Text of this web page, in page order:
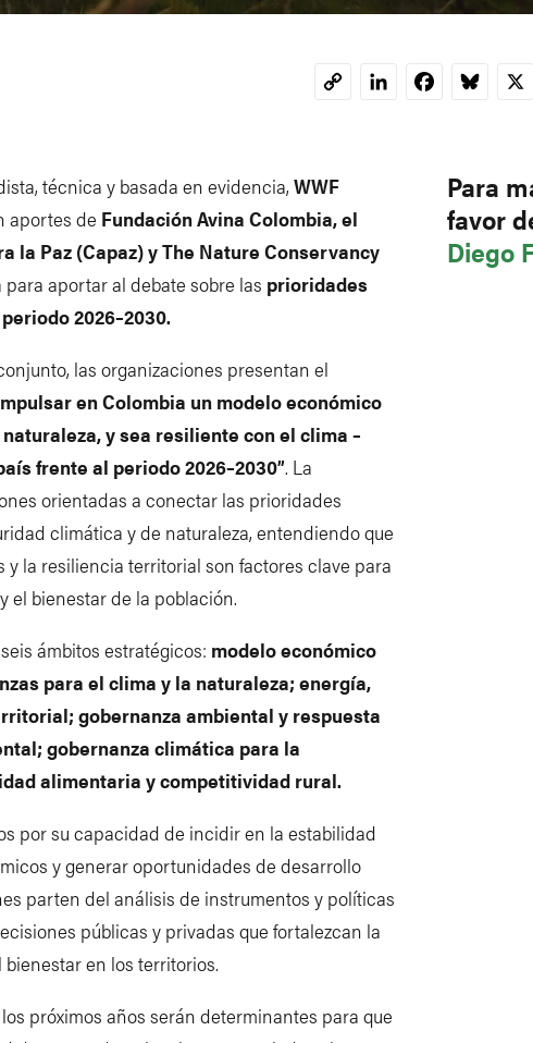
CopyLinkedInFacebookBluesky
X
Para
favor
Diego
técnica y basada en evidencia,WWF
aportes de Fundación Avina Colombia, el
la Paz (Capaz) y The Nature Conservancy
aportar al debate sobre las prioridades
2026–2030.
las organizaciones presentan el
en Colombia un modelo económico
y sea resiliente con el clima –
frente al periodo 2026–2030”. La
orientadas a conectar las prioridades
climática y de naturaleza, entendiendo que
y la resiliencia territorial son factores clave para
el bienestar de la población.
ámbitos estratégicos: modelo económico
para el clima y la naturaleza; energía,
gobernanza ambiental y respuesta
gobernanza climática para la
alimentaria y competitividad rural.
por su capacidad de incidir en la estabilidad
y generar oportunidades de desarrollo
parten del análisis de instrumentos y políticas
públicas y privadas que fortalezcan la
en los territorios.
próximos años serán determinantes para que